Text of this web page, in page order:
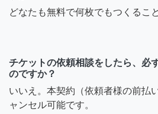
どなたも無料で何枚でもつくるこ
チケットの依頼相談をしたら、必
のですか？
いいえ。本契約（依頼者様の前払
ャンセル可能です。